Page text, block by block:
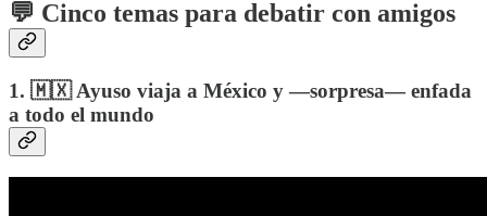
💬 Cinco temas para debatir con amigos
1. 🇲🇽 Ayuso viaja a México y —sorpresa— enfada
a todo el mundo